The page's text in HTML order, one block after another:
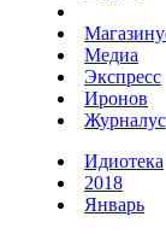
Медиа
Экспресс
Иронов
Журналус
Идиотека
2018
Январь